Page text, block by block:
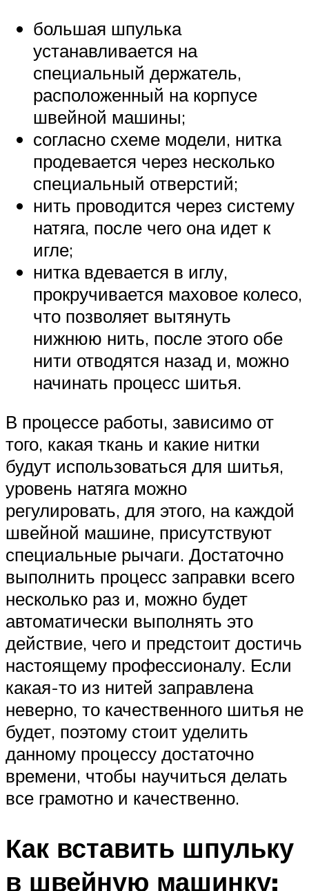
большая шпулька
устанавливается на
специальный держатель,
расположенный на корпусе
швейной машины;
согласно схеме модели, нитка
продевается через несколько
специальный отверстий;
нить проводится через систему
натяга, после чего она идет к
игле;
нитка вдевается в иглу,
прокручивается маховое колесо,
что позволяет вытянуть
нижнюю нить, после этого обе
нити отводятся назад и, можно
начинать процесс шитья.
В процессе работы, зависимо от
того, какая ткань и какие нитки
будут использоваться для шитья,
уровень натяга можно
регулировать, для этого, на каждой
швейной машине, присутствуют
специальные рычаги. Достаточно
выполнить процесс заправки всего
несколько раз и, можно будет
автоматически выполнять это
действие, чего и предстоит достичь
настоящему профессионалу. Если
какая-то из нитей заправлена
неверно, то качественного шитья не
будет, поэтому стоит уделить
данному процессу достаточно
времени, чтобы научиться делать
все грамотно и качественно.
Как вставить шпульку
в швейную машинку: